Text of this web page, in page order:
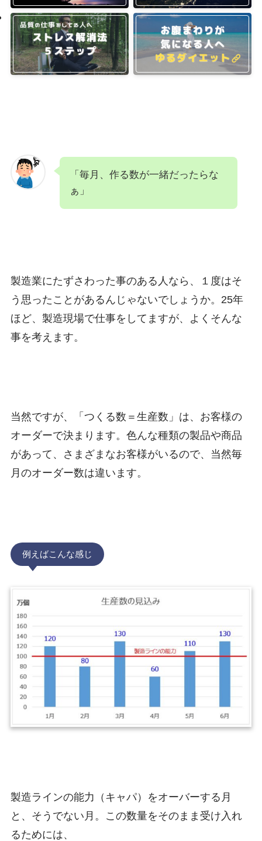
「毎月、作る数が一緒だったらな
ぁ」
製造業にたずさわった事のある人なら、１度はそ
う思ったことがあるんじゃないでしょうか。25年
ほど、製造現場で仕事をしてますが、よくそんな
事を考えます。
当然ですが、「つくる数＝生産数」は、お客様の
オーダーで決まります。色んな種類の製品や商品
があって、さまざまなお客様がいるので、当然毎
月のオーダー数は違います。
例えばこんな感じ
製造ラインの能力（キャパ）をオーバーする月
と、そうでない月。この数量をそのまま受け入れ
るためには、